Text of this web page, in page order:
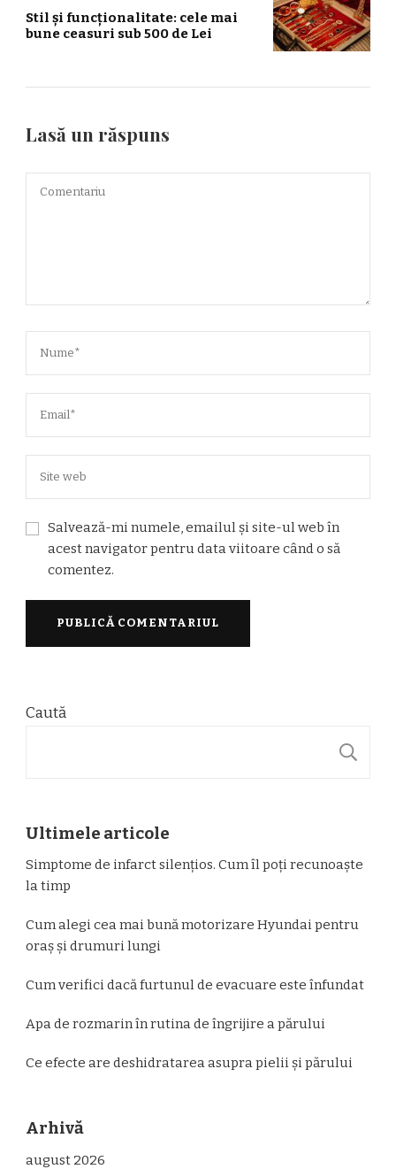
Stil și funcționalitate: cele mai
bune ceasuri sub 500 de Lei
Lasă un răspuns
Salvează-mi numele, emailul și site-ul web în
acest navigator pentru data viitoare când o să
comentez.
Caută
Ultimele articole
Simptome de infarct silențios. Cum îl poți recunoaște
la timp
Cum alegi cea mai bună motorizare Hyundai pentru
oraș și drumuri lungi
Cum verifici dacă furtunul de evacuare este înfundat
Apa de rozmarin în rutina de îngrijire a părului
Ce efecte are deshidratarea asupra pielii și părului
Arhivă
august 2026